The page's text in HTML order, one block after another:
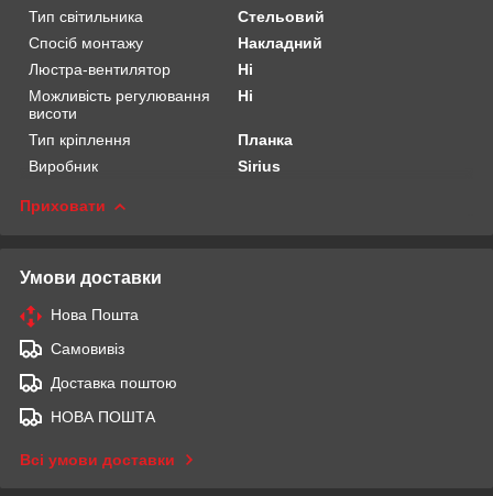
Тип світильника
Стельовий
Спосіб монтажу
Накладний
Люстра-вентилятор
Ні
Можливість регулювання
висоти
Ні
Тип кріплення
Планка
Виробник
Sirius
Приховати
Умови доставки
Нова Пошта
Самовивіз
Доставка поштою
НОВА ПОШТА
Всі умови доставки